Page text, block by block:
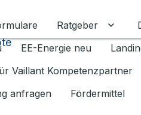
Ratgeber
EE-Energie neu
Vaillant Kompetenzpartner
anfragen
Fördermittel